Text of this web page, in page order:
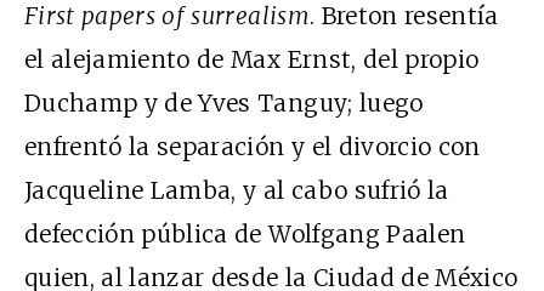
First papers of surrealism. Breton resentía
el alejamiento de Max Ernst, del propio
Duchamp y de Yves Tanguy; luego
enfrentó la separación y el divorcio con
Jacqueline Lamba, y al cabo sufrió la
defección pública de Wolfgang Paalen
quien, al lanzar desde la Ciudad de México